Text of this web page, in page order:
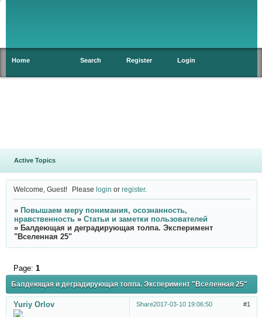
Home Search Register Login
Active Topics
Welcome, Guest! Pleaselogin orregister.
» Повышаем меру понимания, осознанность,
нравственность » Статьи и заметки пользователей
» Балдеющая и деградирующая толпа. Эксперимент
"Вселенная 25"
Балдеющая и деградирующая толпа. Эксперимент "Вселенная 25"
Page: 1
Share 1
2017-03-10 19:06:50
Yuriy Orlov